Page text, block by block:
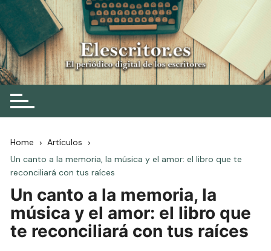
Skip
to
content
Elescritor.es
El periódico digital de los escritores
Home
Artículos
Un canto a la memoria, la música y el amor: el libro que te
reconciliará con tus raíces
Un canto a la memoria, la
música y el amor: el libro que
te reconciliará con tus raíces